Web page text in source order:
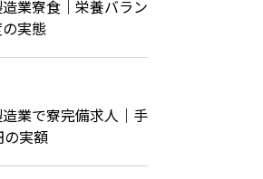
業寮食｜栄養バラン
実態
業で寮完備求人｜手
実額